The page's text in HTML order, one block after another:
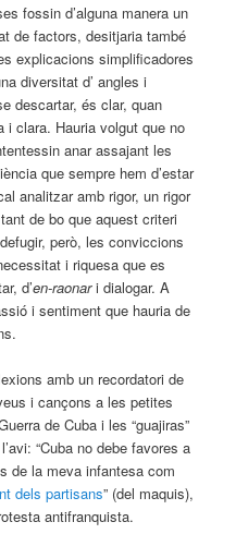
fossin d’alguna manera un
de factors, desitjaria també
explicacions simplificadores
diversitat d’ angles i
descartar, és clar, quan
i clara. Hauria volgut que no
anar assajant les
que sempre hem d’estar
analitzar amb rigor, un rigor
de bo que aquest criteri
però, les conviccions
i riquesa que es
d’en-raonari dialogar. A
i sentiment que hauria de
amb un recordatori de
i cançons a les petites
de Cuba i les “guajiras”
“Cuba no debe favores a
de la meva infantesa com
dels partisans” (del maquis),
antifranquista.